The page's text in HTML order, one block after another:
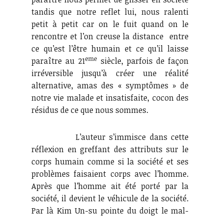
tandis que notre reflet lui, nous ralenti
petit à petit car on le fuit quand on le
rencontre et l’on creuse la distance entre
ce qu’est l’être humain et ce qu’il laisse
paraître au 21eme siècle, parfois de façon
irréversible jusqu’à créer une réalité
alternative, amas des « symptômes » de
notre vie malade et insatisfaite, cocon des
résidus de ce que nous sommes.
L’auteur s’immisce dans cette
réflexion en greffant des attributs sur le
corps humain comme si la société et ses
problèmes faisaient corps avec l’homme.
Après que l’homme ait été porté par la
société, il devient le véhicule de la société.
Par là Kim Un-su pointe du doigt le mal-